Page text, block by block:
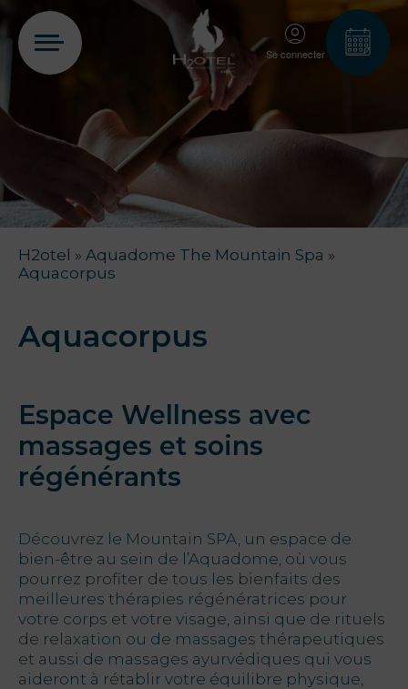
PT
EN
FR
ES
Home
Chambres
Services
Offres
My Natura
Destination
Galerie de
Photos
Vouchers
Se connecter
H2otel » Aquadome The Mountain Spa »
Aquacorpus
Aquacorpus
Espace Wellness avec
massages et soins
régénérants
Découvrez le Mountain SPA, un espace de
bien-être au sein de l’Aquadome, où vous
pourrez profiter de tous les bienfaits des
meilleures thérapies régénératrices pour
votre corps et votre visage, ainsi que de rituels
de relaxation ou de massages thérapeutiques
et aussi de massages ayurvédiques qui vous
aideront à rétablir votre équilibre physique,